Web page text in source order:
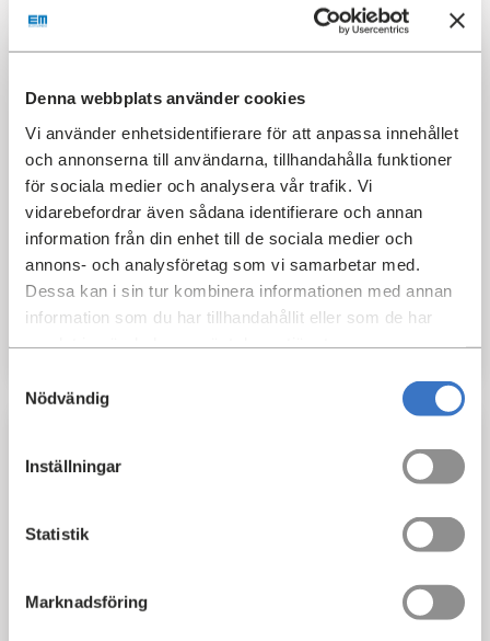
Denna webbplats använder cookies
Vi använder enhetsidentifierare för att anpassa innehållet
och annonserna till användarna, tillhandahålla funktioner
för sociala medier och analysera vår trafik. Vi
vidarebefordrar även sådana identifierare och annan
information från din enhet till de sociala medier och
annons- och analysföretag som vi samarbetar med.
Dessa kan i sin tur kombinera informationen med annan
information som du har tillhandahållit eller som de har
Nödvändig
Inställningar
Statistik
Marknadsföring
Östermalmsgatan 39
Östermalm
Yta:34 m 2